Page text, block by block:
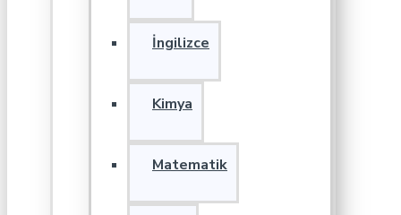
İngilizce
Kimya
Matematik